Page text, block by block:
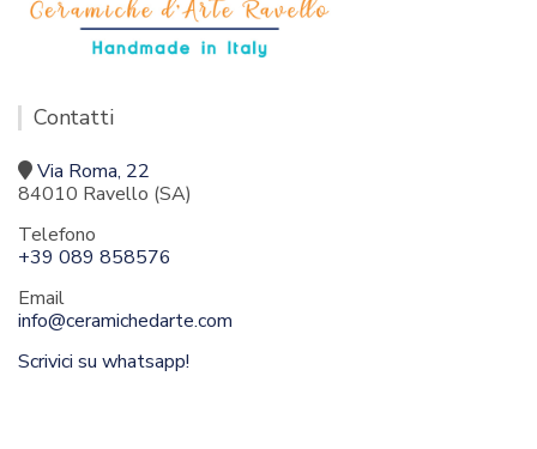
Contatti
Via Roma, 22
84010 Ravello (SA)
Telefono
+39 089 858576
Email
info@ceramichedarte.com
Scrivici su whatsapp!